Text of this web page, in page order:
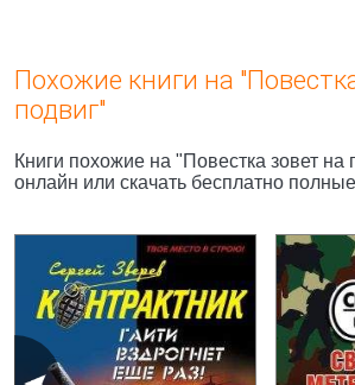
Похожие книги на
подвиг"
Книги похожие на "Повестка зовет на
онлайн или скачать бесплатно